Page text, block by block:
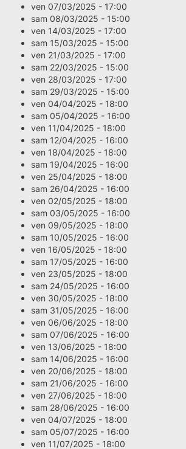
ven 07/03/2025 - 17:00
sam 08/03/2025 - 15:00
ven 14/03/2025 - 17:00
sam 15/03/2025 - 15:00
ven 21/03/2025 - 17:00
sam 22/03/2025 - 15:00
ven 28/03/2025 - 17:00
sam 29/03/2025 - 15:00
ven 04/04/2025 - 18:00
sam 05/04/2025 - 16:00
ven 11/04/2025 - 18:00
sam 12/04/2025 - 16:00
ven 18/04/2025 - 18:00
sam 19/04/2025 - 16:00
ven 25/04/2025 - 18:00
sam 26/04/2025 - 16:00
ven 02/05/2025 - 18:00
sam 03/05/2025 - 16:00
ven 09/05/2025 - 18:00
sam 10/05/2025 - 16:00
ven 16/05/2025 - 18:00
sam 17/05/2025 - 16:00
ven 23/05/2025 - 18:00
sam 24/05/2025 - 16:00
ven 30/05/2025 - 18:00
sam 31/05/2025 - 16:00
ven 06/06/2025 - 18:00
sam 07/06/2025 - 16:00
ven 13/06/2025 - 18:00
sam 14/06/2025 - 16:00
ven 20/06/2025 - 18:00
sam 21/06/2025 - 16:00
ven 27/06/2025 - 18:00
sam 28/06/2025 - 16:00
ven 04/07/2025 - 18:00
sam 05/07/2025 - 16:00
ven 11/07/2025 - 18:00